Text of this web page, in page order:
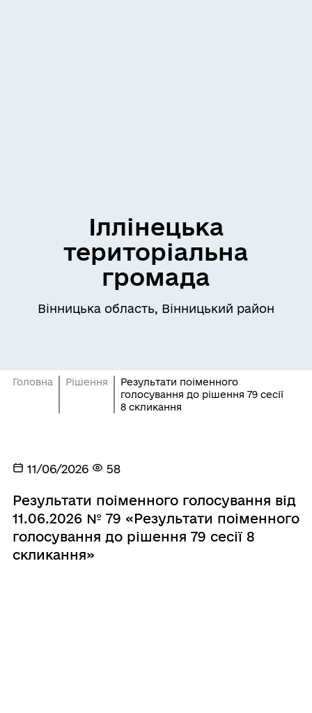
Іллінецька
територіальна
громада
Вінницька область, Вінницький район
Головна Рішення
Результати поіменного
голосування до рішення 79 сесії
8 скликання
11/06/2026 58
Результати поіменного голосування від
11.06.2026 № 79 «Результати поіменного
голосування до рішення 79 сесії 8
скликання»